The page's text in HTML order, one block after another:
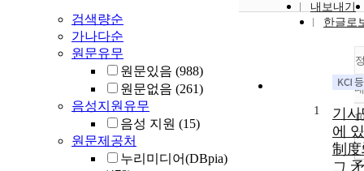
검색량순
가나다순
원문유무
원문있음 (988)
원문없음 (261)
음성지원유무
음성 지원 (15)
원문제공처
누리미디어(DBpia)
내보내기
한글로
1
기
에
制度
그